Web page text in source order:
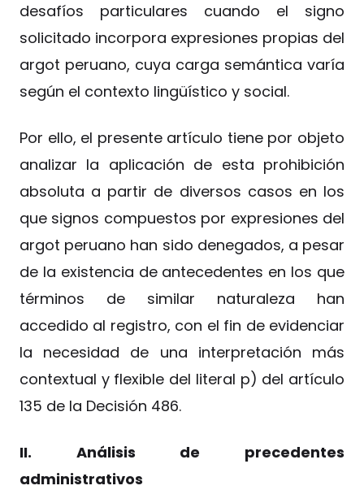
desafíos particulares cuando el signo
solicitado incorpora expresiones propias del
argot peruano, cuya carga semántica varía
según el contexto lingüístico y social.
Por ello, el presente artículo tiene por objeto
analizar la aplicación de esta prohibición
absoluta a partir de diversos casos en los
que signos compuestos por expresiones del
argot peruano han sido denegados, a pesar
de la existencia de antecedentes en los que
términos de similar naturaleza han
accedido al registro, con el fin de evidenciar
la necesidad de una interpretación más
contextual y flexible del literal p) del artículo
135 de la Decisión 486.
II. Análisis de precedentes
administrativos